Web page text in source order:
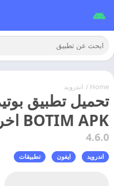
Home
/ اندرويد
BOTIM APK اخر اصدار مجانا
4.6.0
اندرويد ايفون تطبيقات